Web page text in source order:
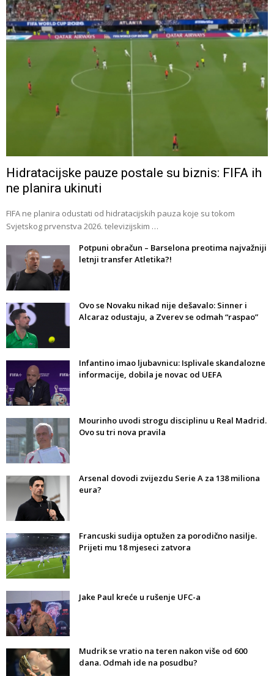
Hidratacijske pauze postale su biznis: FIFA ih
ne planira ukinuti
FIFA ne planira odustati od hidratacijskih pauza koje su tokom
Svjetskog prvenstva 2026. televizijskim …
Potpuni obračun – Barselona preotima najvažniji
letnji transfer Atletika?!
Ovo se Novaku nikad nije dešavalo: Sinner i
Alcaraz odustaju, a Zverev se odmah “raspao”
Infantino imao ljubavnicu: Isplivale skandalozne
informacije, dobila je novac od UEFA
Mourinho uvodi strogu disciplinu u Real Madrid.
Ovo su tri nova pravila
Arsenal dovodi zvijezdu Serie A za 138 miliona
eura?
Francuski sudija optužen za porodično nasilje.
Prijeti mu 18 mjeseci zatvora
Jake Paul kreće u rušenje UFC-a
Mudrik se vratio na teren nakon više od 600
dana. Odmah ide na posudbu?